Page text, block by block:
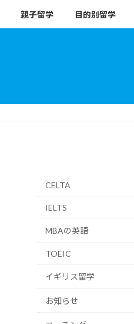
親子留学 目的別留学
CELTA
IELTS
MBAの英語
TOEIC
イギリス留学
お知らせ